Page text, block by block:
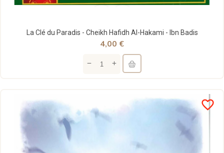
La Clé du Paradis - Cheikh Hafidh Al-Hakami - Ibn Badis
4,00 €
favorite_border